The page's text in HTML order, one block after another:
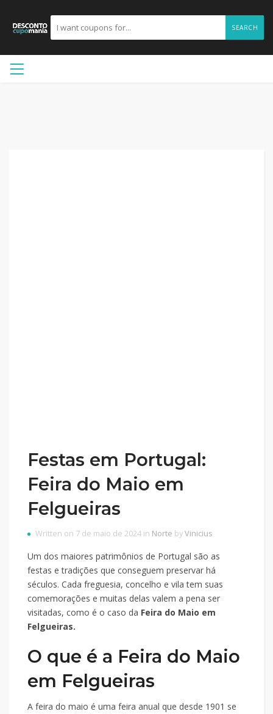
SEARCH
Festas em Portugal:
Feira do Maio em
Felgueiras
Written on 7 de maio de 2024 in Norte byVinicius
Um dos maiores patrimônios de Portugal são as
festas e tradições que conseguem preservar há
séculos. Cada freguesia, concelho e vila tem suas
comemorações e muitas delas valem a pena ser
visitadas, como é o caso da Feira do Maio em
Felgueiras.
O que é a Feira do Maio
em Felgueiras
A feira do maio é uma feira anual que desde 1901 se